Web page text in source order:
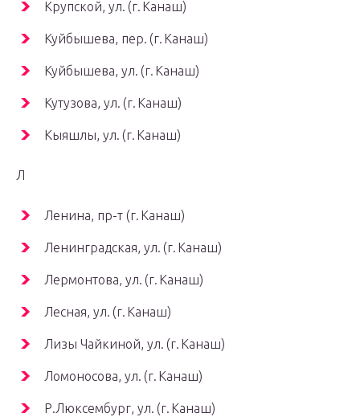
Крупской, ул. (г. Канаш)
Куйбышева, пер. (г. Канаш)
Куйбышева, ул. (г. Канаш)
Кутузова, ул. (г. Канаш)
Кыяшлы, ул. (г. Канаш)
Л
Ленина, пр-т (г. Канаш)
Ленинградская, ул. (г. Канаш)
Лермонтова, ул. (г. Канаш)
Лесная, ул. (г. Канаш)
Лизы Чайкиной, ул. (г. Канаш)
Ломоносова, ул. (г. Канаш)
Р.Люксембург, ул. (г. Канаш)